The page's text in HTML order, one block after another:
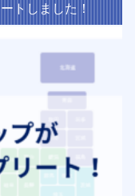
トしました！